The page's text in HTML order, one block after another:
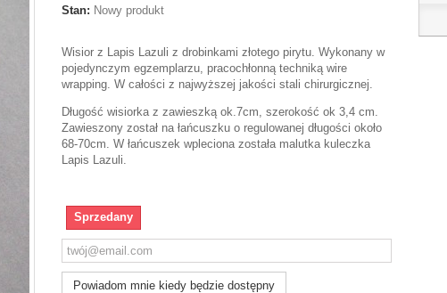
Stan: Nowy produkt
Wisior z Lapis Lazuli z drobinkami złotego pirytu. Wykonany w
pojedynczym egzemplarzu, pracochłonną techniką wire
wrapping. W całości z najwyższej jakości stali chirurgicznej.
Długość wisiorka z zawieszką ok.7cm, szerokość ok 3,4 cm.
Zawieszony został na łańcuszku o regulowanej długości około
68-70cm. W łańcuszek wpleciona została malutka kuleczka
Lapis Lazuli.
Sprzedany
Powiadom mnie kiedy będzie dostępny